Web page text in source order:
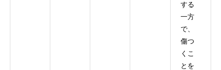
する
一方
で、
傷つ
くこ
とを